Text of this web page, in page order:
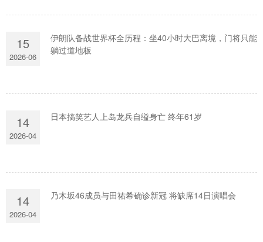
15
2026-06
伊朗队备战世界杯全历程：坐40小时大巴离境，门将只能
躺过道地板
14
2026-04
日本搞笑艺人上岛龙兵自缢身亡 终年61岁
14
2026-04
乃木坂46成员与田祐希确诊新冠 将缺席14日演唱会